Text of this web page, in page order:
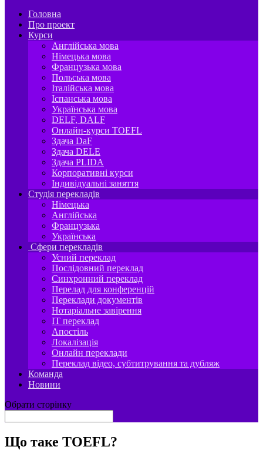
Головна
Про проект
Курси
Англійська мова
Німецька мова
Французька мова
Польська мова
Італійська мова
Іспанська мова
Українська мова
DELF, DALF
Онлайн-курси TOEFL
Здача DaF
Здача DELE
Здача PLIDA
Корпоративні курси
Індивідуальні заняття
Студія перекладів
Німецька
Англійська
Французька
Українська
Сфери перекладів
Усний переклад
Послідовний переклад
Синхронний переклад
Перелад для конференцій
Переклади документів
Нотаріальне завірення
IT переклад
Апостіль
Локалізація
Онлайн переклади
Переклад відео, субтитрування та дубляж
Команда
Новини
Обрати сторінку
Що таке TOEFL?